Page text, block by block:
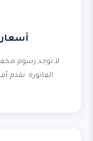
لا توجد رسوم
الفاتورة.